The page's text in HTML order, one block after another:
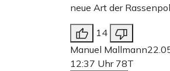
neue Art der
14
Manuel Mallmann
12:37 Uhr 78T